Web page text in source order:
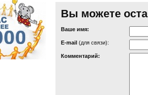
Вы можете
Ваше имя:
Е-mail (для связи):
Комментарий: